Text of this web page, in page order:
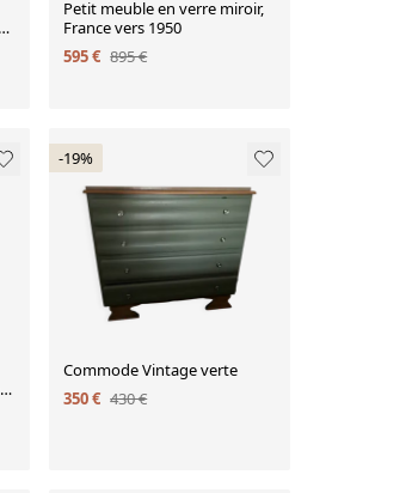
Petit meuble en verre miroir,
France vers 1950
595 € 895 €
-19%
Commode Vintage verte
350 € 430 €